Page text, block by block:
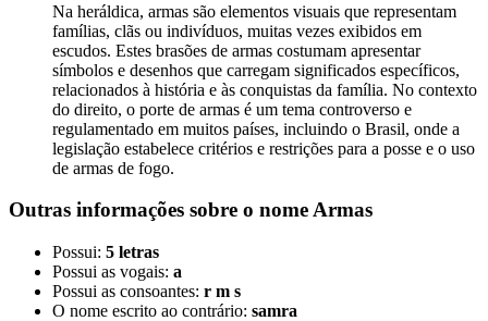
Na heráldica, armas são elementos visuais que representam
famílias, clãs ou indivíduos, muitas vezes exibidos em
escudos. Estes brasões de armas costumam apresentar
símbolos e desenhos que carregam significados específicos,
relacionados à história e às conquistas da família. No contexto
do direito, o porte de armas é um tema controverso e
regulamentado em muitos países, incluindo o Brasil, onde a
legislação estabelece critérios e restrições para a posse e o uso
de armas de fogo.
Outras informações sobre o nomeArmas
Possui: 5 letras
Possui as vogais: a
Possui as consoantes: r m s
O nome escrito ao contrário: samra